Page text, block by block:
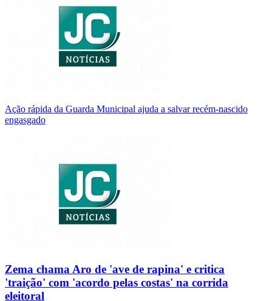
Ação rápida da Guarda Municipal ajuda a salvar recém-nascido
engasgado
Zema chama Aro de 'ave de rapina' e critica
'traição' com 'acordo pelas costas' na corrida
eleitoral